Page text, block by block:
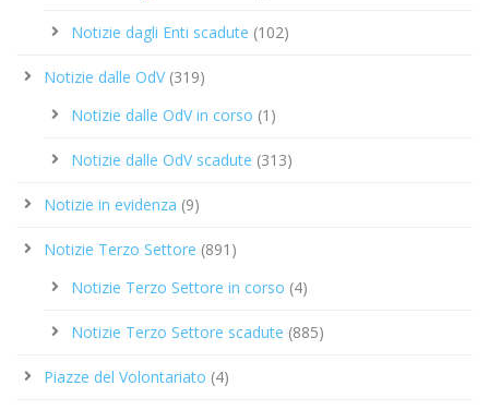
Notizie dagli Enti scadute (102)
Notizie dalle OdV(319)
Notizie dalle OdV in corso (1)
Notizie dalle OdV scadute (313)
Notizie in evidenza (9)
Notizie Terzo Settore (891)
Notizie Terzo Settore in corso (4)
Notizie Terzo Settore scadute (885)
Piazze del Volontariato (4)